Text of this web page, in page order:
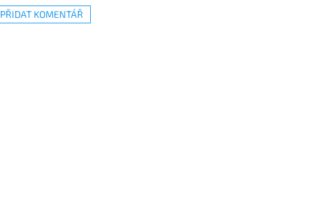
PŘIDAT KOMENTÁŘ